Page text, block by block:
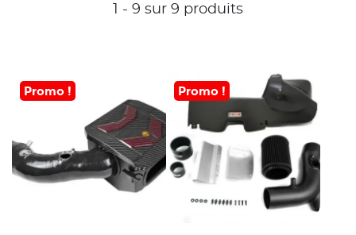
1 - 9 sur 9 produits
Promo ! Promo !